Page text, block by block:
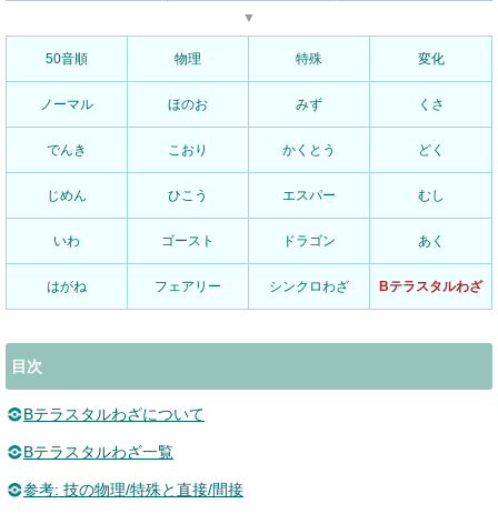
▼
50音順 物理 特殊 変化
ノーマル ほのお みず くさ
でんき こおり かくとう どく
じめん ひこう エスパー むし
いわ ゴースト ドラゴン あく
はがね フェアリー シンクロわざ Bテラスタルわざ
目次
Bテラスタルわざについて
Bテラスタルわざ一覧
参考: 技の物理/特殊と直接/間接